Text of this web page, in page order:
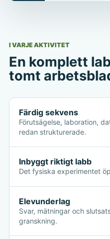
I VARJE AKTIVITET
En komplett
tomt
Färdig sekvens
Förutsägelse, laboration,
redan strukturerade.
Inbyggt riktigt labb
Det fysiska experimentet
Elevunderlag
Svar, mätningar och
granskning.